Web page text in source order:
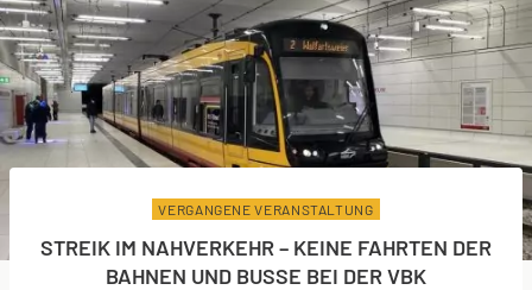
VERGANGENE VERANSTALTUNG
STREIK IM NAHVERKEHR – KEINE FAHRTEN DER
BAHNEN UND BUSSE BEI DER VBK